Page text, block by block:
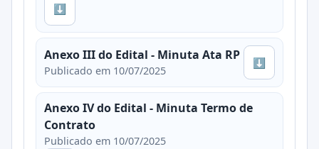
⬇
Anexo III do Edital - Minuta Ata RP
Publicado em 10/07/2025
⬇
Anexo IV do Edital - Minuta Termo de
Contrato
Publicado em 10/07/2025